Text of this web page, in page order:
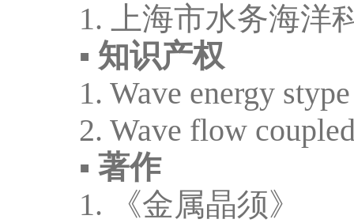
1. 上海市水务海洋
▪ 知识产权
1. Wave energy
2. Wave flow
▪ 著作
1.
《金属晶须》